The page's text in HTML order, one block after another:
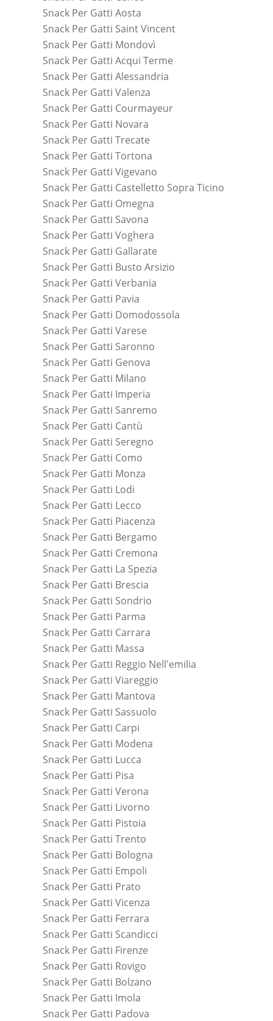
Snack Per Gatti Aosta
Snack Per Gatti Saint Vincent
Snack Per Gatti Mondovì
Snack Per Gatti Acqui Terme
Snack Per Gatti Alessandria
Snack Per Gatti Valenza
Snack Per Gatti Courmayeur
Snack Per Gatti Novara
Snack Per Gatti Trecate
Snack Per Gatti Tortona
Snack Per Gatti Vigevano
Snack Per Gatti Castelletto Sopra Ticino
Snack Per Gatti Omegna
Snack Per Gatti Savona
Snack Per Gatti Voghera
Snack Per Gatti Gallarate
Snack Per Gatti Busto Arsizio
Snack Per Gatti Verbania
Snack Per Gatti Pavia
Snack Per Gatti Domodossola
Snack Per Gatti Varese
Snack Per Gatti Saronno
Snack Per Gatti Genova
Snack Per Gatti Milano
Snack Per Gatti Imperia
Snack Per Gatti Sanremo
Snack Per Gatti Cantù
Snack Per Gatti Seregno
Snack Per Gatti Como
Snack Per Gatti Monza
Snack Per Gatti Lodi
Snack Per Gatti Lecco
Snack Per Gatti Piacenza
Snack Per Gatti Bergamo
Snack Per Gatti Cremona
Snack Per Gatti La Spezia
Snack Per Gatti Brescia
Snack Per Gatti Sondrio
Snack Per Gatti Parma
Snack Per Gatti Carrara
Snack Per Gatti Massa
Snack Per Gatti Reggio Nell'emilia
Snack Per Gatti Viareggio
Snack Per Gatti Mantova
Snack Per Gatti Sassuolo
Snack Per Gatti Carpi
Snack Per Gatti Modena
Snack Per Gatti Lucca
Snack Per Gatti Pisa
Snack Per Gatti Verona
Snack Per Gatti Livorno
Snack Per Gatti Pistoia
Snack Per Gatti Trento
Snack Per Gatti Bologna
Snack Per Gatti Empoli
Snack Per Gatti Prato
Snack Per Gatti Vicenza
Snack Per Gatti Ferrara
Snack Per Gatti Scandicci
Snack Per Gatti Firenze
Snack Per Gatti Rovigo
Snack Per Gatti Bolzano
Snack Per Gatti Imola
Snack Per Gatti Padova